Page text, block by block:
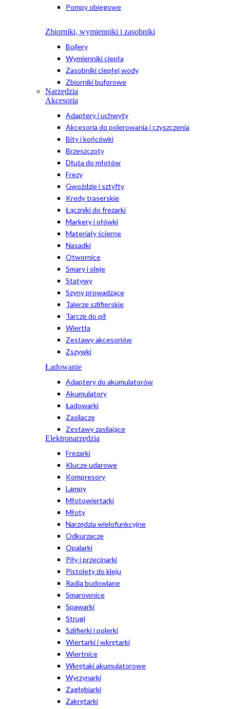
Pompy obiegowe
Zbiorniki, wymienniki i zasobniki
Bojlery
Wymienniki ciepła
Zasobniki ciepłej wody
Zbiorniki buforowe
Narzędzia
Akcesoria
Adaptery i uchwyty
Akcesoria do polerowania i czyszczenia
Bity i końcówki
Brzeszczoty
Dłuta do młotów
Frezy
Gwoździe i sztyfty
Kredy traserskie
Łączniki do frezarki
Markery i ołówki
Materiały ścierne
Nasadki
Otwornice
Smary i oleje
Statywy
Szyny prowadzące
Talerze szlifierskie
Tarcze do pił
Wiertła
Zestawy akcesoriów
Zszywki
Ładowanie
Adaptery do akumulatorów
Akumulatory
Ładowarki
Zasilacze
Zestawy zasilające
Elektronarzędzia
Frezarki
Klucze udarowe
Kompresory
Lampy
Młotowiertarki
Młoty
Narzędzia wielofunkcyjne
Odkurzacze
Opalarki
Piły i przecinarki
Pistolety do kleju
Radia budowlane
Smarownice
Spawarki
Strugi
Szlifierki i polerki
Wiertarki i wkrętarki
Wiertnice
Wkrętaki akumulatorowe
Wyrzynarki
Zagłębiarki
Zakrętarki